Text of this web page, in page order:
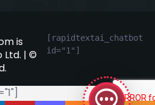
is
Ltd. | ©
[rapidtextai_chatbot
id="1"]